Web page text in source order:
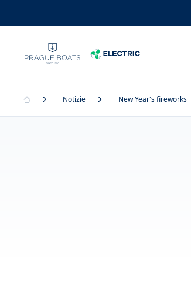
Notizie New Year's fireworks